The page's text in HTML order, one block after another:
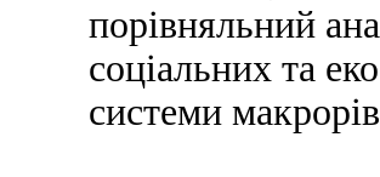
порівняльний
соціальних та
системи